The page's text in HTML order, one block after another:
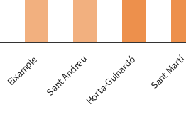
Eixample Sant AndreuHorta-Guinardó Sant Martí